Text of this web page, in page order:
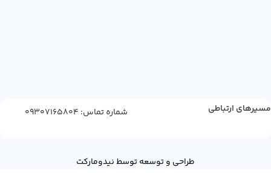
مسیرهای ارتباطی شماره تماس: 09307165804
طراحی و توسعه توسط نیدومارکت